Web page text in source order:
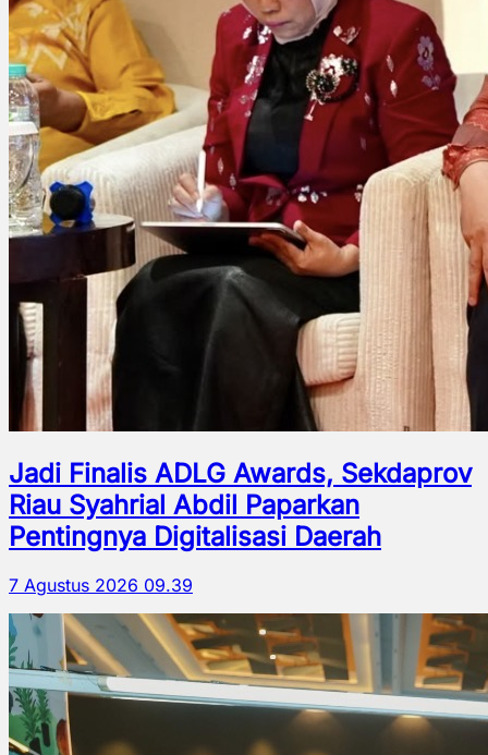
Jadi Finalis ADLG Awards, Sekdaprov
Riau Syahrial Abdil Paparkan
Pentingnya Digitalisasi Daerah
7 Agustus 2026 09.39